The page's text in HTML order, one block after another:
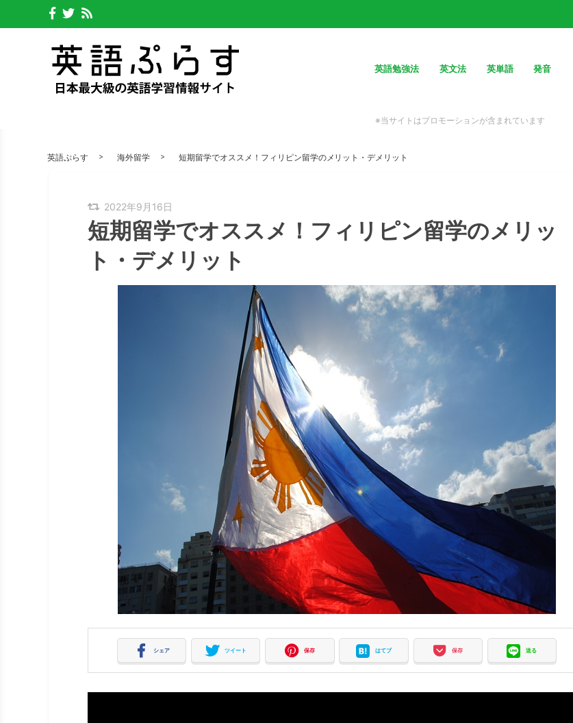
英語勉強法 英文法 英単語 発音
※当サイトはプロモーションが含まれています
英語ぷらす 海外留学 短期留学でオススメ！フィリピン留学のメリット・デメリット
2022年9月16日
短期留学でオススメ！フィリピン留学のメリッ
ト・デメリット
シェア ツイート 保存 はてブ 保存 送る